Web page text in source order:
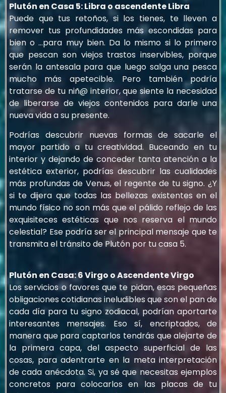
Plutón en Casa 5: Libra o ascendente Libra
Puede que tus retoños, si los tienes, te lleven a
remover tus profundidades más escondidas para
bien o …para muy bien. Da lo mismo si lo primero
que pescan son viejos trastos inservibles, porque
serán la antesala para que luego salga una pesca
mucho más apetecible. Pero también podría
tratarse de tu niñ@ interior, que siente la necesidad
de liberarse de viejos contenidos para darle una
nueva vida a su presente.
Podrías descubrir nuevas formas de sacarle el
mayor partido a tu creatividad. Buceando en tu
interior y dejando de conceder tanta atención a la
estética exterior, podrías descubrir las cualidades
más profundas de Venus, el regente de tu signo. ¿Y
si te dijera que todas las bellezas existentes en el
mundo físico no son más que el pálido reflejo de las
exquisiteces estéticas que nos reserva el mundo
celestial? Ese podría ser el principal mensaje que te
transmita el tránsito de Plutón por tu casa 5.
Plutón en Casa: 6 Virgo o Ascendente Virgo
Los servicios o favores que te pidan, esas pequeñas
obligaciones cotidianas ineludibles que son el pan de
cada día para tu signo zodiacal, podrían aportarte
interesantes mensajes. Eso sí, encriptados, de
manera que para captarlos tendrás que alejarte de
la primera capa, del aspecto superficial de las
cosas, para adentrarte en la meta interpretación
de cada anécdota. Si, ya sé que necesitas ejemplos
concretos para colocarlos en las placas de tu